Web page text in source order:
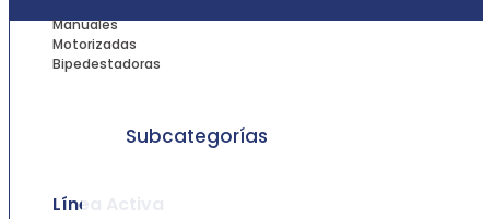
Manuales
Motorizadas
Bipedestadoras
Línea Activa
Subcategorías